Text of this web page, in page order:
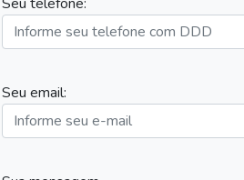
Seu email: